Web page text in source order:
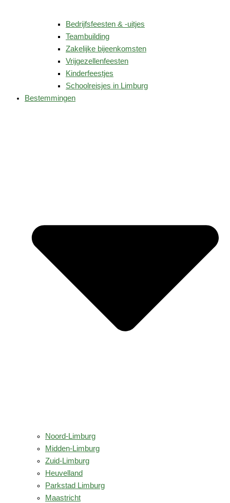
Bedrijfsfeesten & -uitjes
Teambuilding
Zakelijke bijeenkomsten
Vrijgezellenfeesten
Kinderfeestjes
Schoolreisjes in Limburg
Bestemmingen
Noord-Limburg
Midden-Limburg
Zuid-Limburg
Heuvelland
Parkstad Limburg
Maastricht